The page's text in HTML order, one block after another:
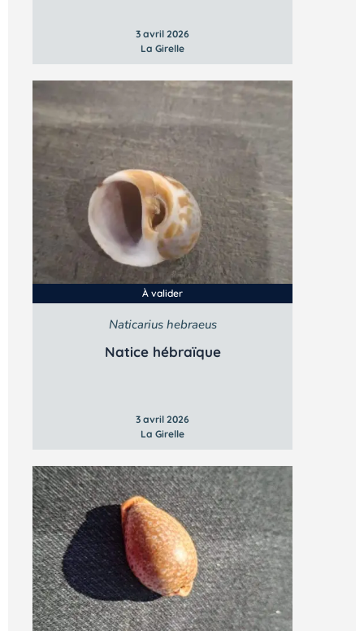
3 avril 2026
La Girelle
À valider
Naticarius hebraeus
Natice hébraïque
3 avril 2026
La Girelle